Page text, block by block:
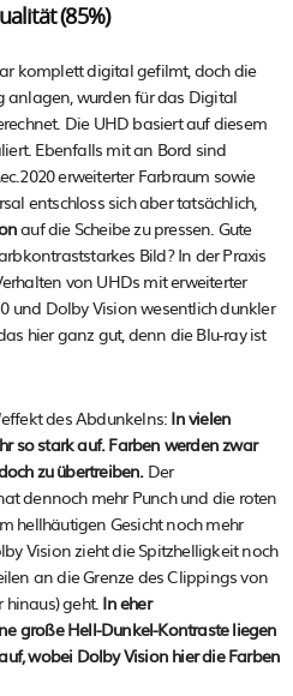
(85%)
komplett digital gefilmt, doch die
anlagen, wurden für das Digital
Die UHD basiert auf diesem
Ebenfalls mit an Bord sind
erweiterter Farbraum sowie
entschloss sich aber tatsächlich,
auf die Scheibe zu pressen. Gute
Bild? In der Praxis
von UHDs mit erweiterter
und Dolby Vision wesentlich dunkler
hier ganz gut, denn die Blu-ray ist
des Abdunkelns: In vielen
so stark auf. Farben werden zwar
zu übertreiben.Der
dennoch mehr Punch und die roten
hellhäutigen Gesicht noch mehr
Vision zieht die Spitzhelligkeit noch
an die Grenze des Clippings von
geht. In eher
große Hell-Dunkel-Kontraste liegen
wobei Dolby Vision hier die Farben